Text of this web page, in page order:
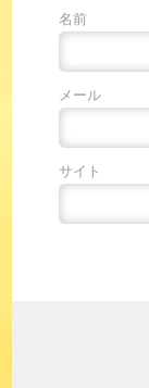
名前
メール
サイト